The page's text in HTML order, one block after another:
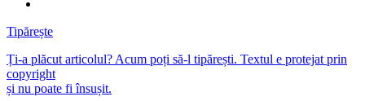
Tipărește
Ți-a plăcut articolul? Acum poți să-l tipărești. Textul e protejat prin
copyright
și nu poate fi însușit.